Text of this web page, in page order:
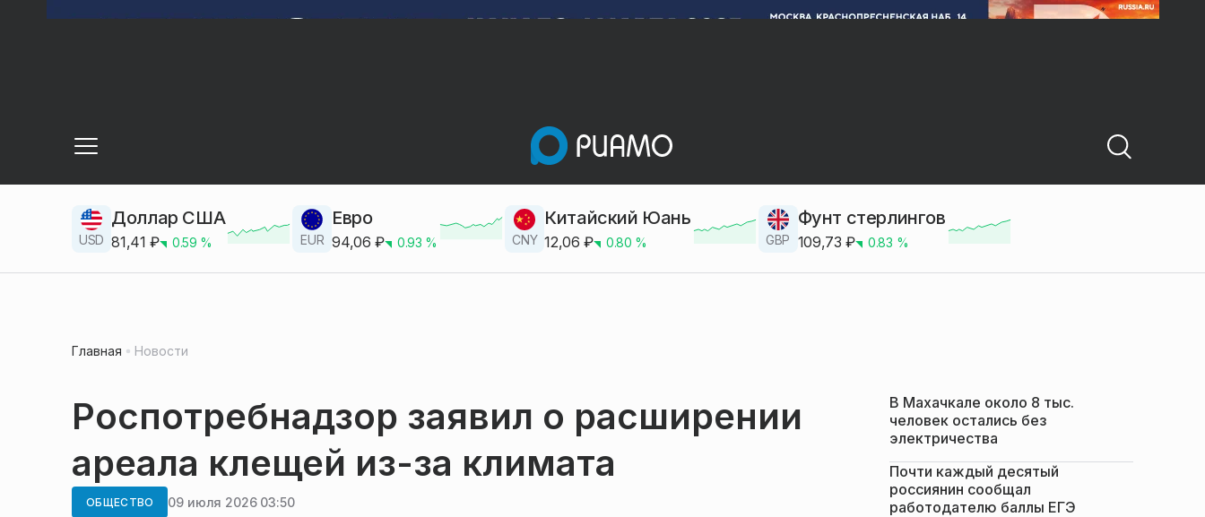
USD
Доллар США
81,41 ₽ 0.59 % EUR
Евро
94,06 ₽ 0.93 % CNY
Китайский Юань
12,06 ₽ 0.80 % GBP
Фунт стерлингов
109,73 ₽ 0.83 %
Главная Новости
Роспотребнадзор заявил о расширении
ареала клещей из-за климата
ОБЩЕСТВО 09 июля 2026 03:50
В Махачкале около 8 тыс.
человек остались без
электричества
Почти каждый десятый
россиянин сообщал
работодателю баллы ЕГЭ